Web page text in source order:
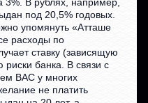
3%. В рублях, например,
под 20,5% годовых.
упомянуть «Атташе
расходы по
ставку (зависящую
банка. В связи с
ВАС у многих
не платить